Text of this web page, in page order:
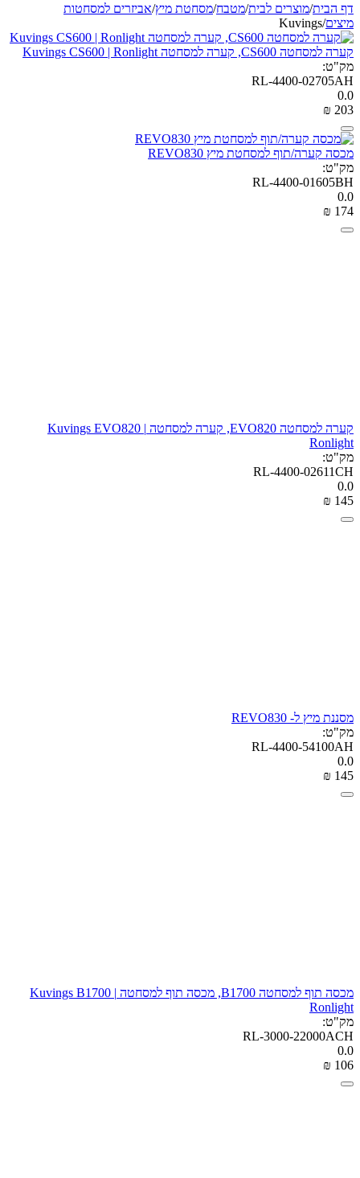
דף הבית/מוצרים לבית/מטבח/מסחטת מיץ/אביזרים למסחטות
מיצים/
Kuvings
קערה למסחטה CS600, קערה למסחטה Kuvings CS600 | Ronlight
מק"ט:
RL-4400-02705AH
0.0
₪ ‍203‍
מכסה קערה/תוף למסחטת מיץ REVO830
מק"ט:
RL-4400-01605BH
0.0
₪ ‍174‍
קערה למסחטה EVO820, קערה למסחטה Kuvings EVO820 |
Ronlight
מק"ט:
RL-4400-02611CH
0.0
₪ ‍145‍
מסננת מיץ ל- REVO830
מק"ט:
RL-4400-54100AH
0.0
₪ ‍145‍
מכסה תוף למסחטה B1700, מכסה תוף למסחטה Kuvings B1700 |
Ronlight
מק"ט:
RL-3000-22000ACH
0.0
₪ ‍106‍